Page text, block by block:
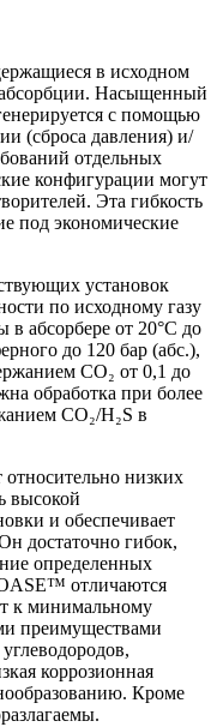
в исходном
абсорбции. Насыщенный
с помощью
(сброса давления) и/
отдельных
конфигурации могут
Эта гибкость
под экономические
установок
по исходному газу
в абсорбере от 20°C до
до 120 бар (абс.),
CO₂ от 0,1 до
обработка при более
CO₂/H₂S в
низких
высокой
и обеспечивает
достаточно гибок,
определенных
отличаются
к минимальному
преимуществами
коррозионная
Кроме